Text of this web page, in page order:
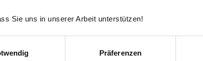
Sie uns in unserer Arbeit unterstützen!
Präferenzen